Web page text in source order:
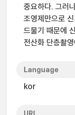
중요하다. 그러
조영제만으로
드물기 때문에
전산화 단층촬
Language
kor